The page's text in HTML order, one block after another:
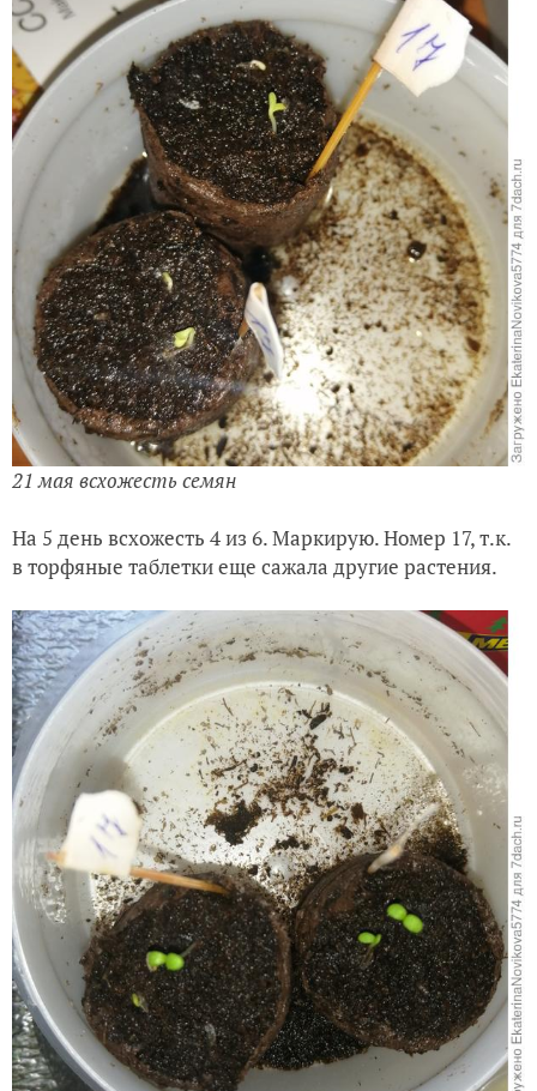
21 мая всхожесть семян
На 5 день всхожесть 4 из 6. Маркирую. Номер 17, т.к.
в торфяные таблетки еще сажала другие растения.